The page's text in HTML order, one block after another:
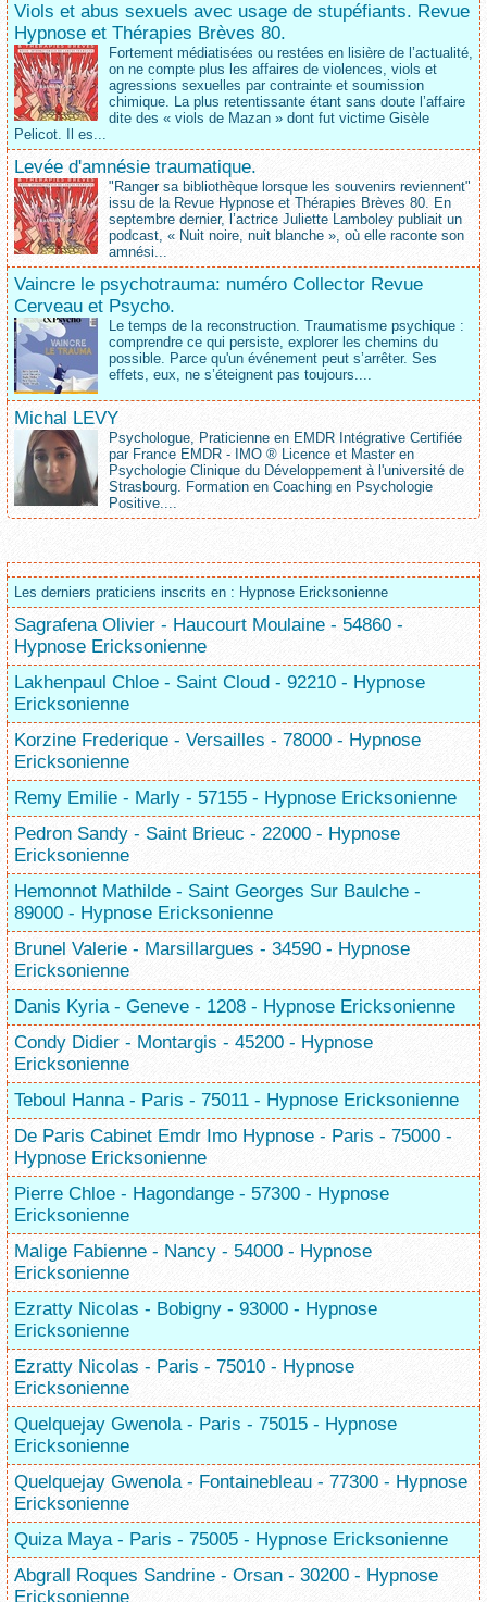
Viols et abus sexuels avec usage de stupéfiants. Revue
Hypnose et Thérapies Brèves 80.
Fortement médiatisées ou restées en lisière de l’actualité,
on ne compte plus les affaires de violences, viols et
agressions sexuelles par contrainte et soumission
chimique. La plus retentissante étant sans doute l’affaire
dite des « viols de Mazan » dont fut victime Gisèle
Pelicot. Il es...
Levée d'amnésie traumatique.
"Ranger sa bibliothèque lorsque les souvenirs reviennent"
issu de la Revue Hypnose et Thérapies Brèves 80. En
septembre dernier, l’actrice Juliette Lamboley publiait un
podcast, « Nuit noire, nuit blanche », où elle raconte son
amnési...
Vaincre le psychotrauma: numéro Collector Revue
Cerveau et Psycho.
Le temps de la reconstruction. Traumatisme psychique :
comprendre ce qui persiste, explorer les chemins du
possible. Parce qu'un événement peut s’arrêter. Ses
effets, eux, ne s’éteignent pas toujours....
Michal LEVY
Psychologue, Praticienne en EMDR Intégrative Certifiée
par France EMDR - IMO ® Licence et Master en
Psychologie Clinique du Développement à l'université de
Strasbourg. Formation en Coaching en Psychologie
Positive....
Les derniers praticiens inscrits en : Hypnose Ericksonienne
Sagrafena Olivier - Haucourt Moulaine - 54860 -
Hypnose Ericksonienne
Lakhenpaul Chloe - Saint Cloud - 92210 - Hypnose
Ericksonienne
Korzine Frederique - Versailles - 78000 - Hypnose
Ericksonienne
Remy Emilie - Marly - 57155 - Hypnose Ericksonienne
Pedron Sandy - Saint Brieuc - 22000 - Hypnose
Ericksonienne
Hemonnot Mathilde - Saint Georges Sur Baulche -
89000 - Hypnose Ericksonienne
Brunel Valerie - Marsillargues - 34590 - Hypnose
Ericksonienne
Danis Kyria - Geneve - 1208 - Hypnose Ericksonienne
Condy Didier - Montargis - 45200 - Hypnose
Ericksonienne
Teboul Hanna - Paris - 75011 - Hypnose Ericksonienne
De Paris Cabinet Emdr Imo Hypnose - Paris - 75000 -
Hypnose Ericksonienne
Pierre Chloe - Hagondange - 57300 - Hypnose
Ericksonienne
Malige Fabienne - Nancy - 54000 - Hypnose
Ericksonienne
Ezratty Nicolas - Bobigny - 93000 - Hypnose
Ericksonienne
Ezratty Nicolas - Paris - 75010 - Hypnose
Ericksonienne
Quelquejay Gwenola - Paris - 75015 - Hypnose
Ericksonienne
Quelquejay Gwenola - Fontainebleau - 77300 - Hypnose
Ericksonienne
Quiza Maya - Paris - 75005 - Hypnose Ericksonienne
Abgrall Roques Sandrine - Orsan - 30200 - Hypnose
Ericksonienne